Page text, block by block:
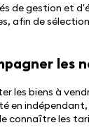
de gestion et
afin de
les
les biens à
en
connaître les